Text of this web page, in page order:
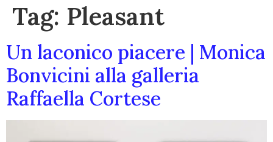
Tag: Pleasant
Un laconico piacere | Monica
Bonvicini alla galleria
Raffaella Cortese